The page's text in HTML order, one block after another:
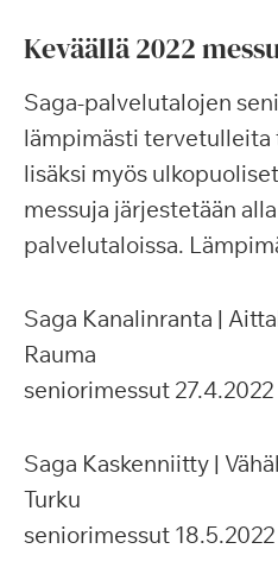
Keväällä 2022
Saga-palvelutalojen
lämpimästi tervetulleita
lisäksi myös
messuja järjestetään
palvelutaloissa.
Saga Kanalinranta |
Rauma
seniorimessut 27.4.2022
Saga Kaskenniitty |
Turku
seniorimessut 18.5.2022